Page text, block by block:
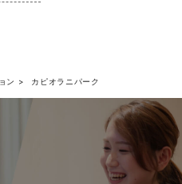
ン カピオラニパーク